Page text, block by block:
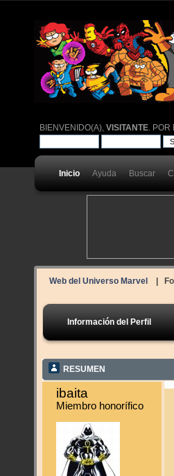
BIENVENIDO(A),VISITANTE . POR
Inicio Ayuda Buscar
Web del Universo Marvel |
Información del Perfil
RESUMEN
ibaita
Miembro honorífico